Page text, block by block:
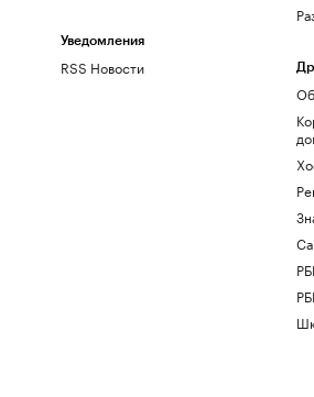
Уведомления
RSS Новости